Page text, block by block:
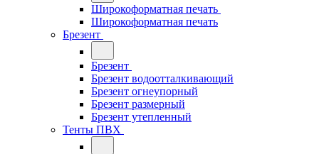
Широкоформатная печать
Широкоформатная печать
Брезент
Брезент
Брезент водоотталкивающий
Брезент огнеупорный
Брезент размерный
Брезент утепленный
Тенты ПВХ